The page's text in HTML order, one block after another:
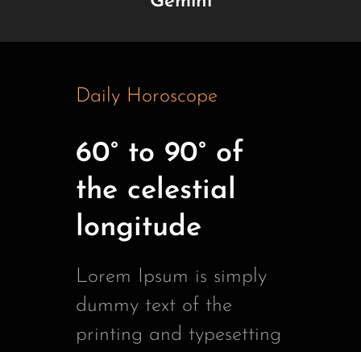
Daily Horoscope
60° to 90° of
the celestial
longitude
Lorem Ipsum is simply
dummy text of the
printing and typesetting